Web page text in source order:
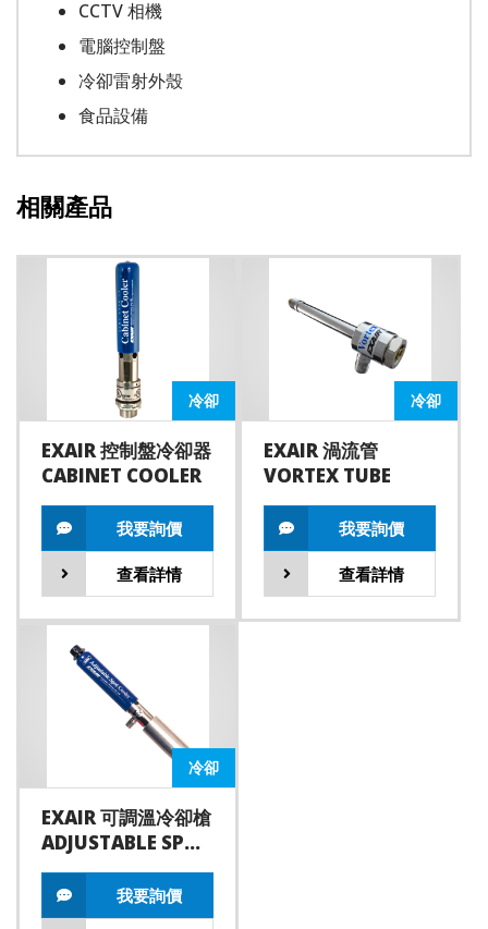
CCTV 相機
電腦控制盤
冷卻雷射外殼
食品設備
相關產品
冷卻
EXAIR 控制盤冷卻器
CABINET COOLER
我要詢價
查看詳情
冷卻
EXAIR 渦流管
VORTEX TUBE
我要詢價
查看詳情
冷卻
EXAIR 可調溫冷卻槍
ADJUSTABLE SPOT
COOLER
我要詢價